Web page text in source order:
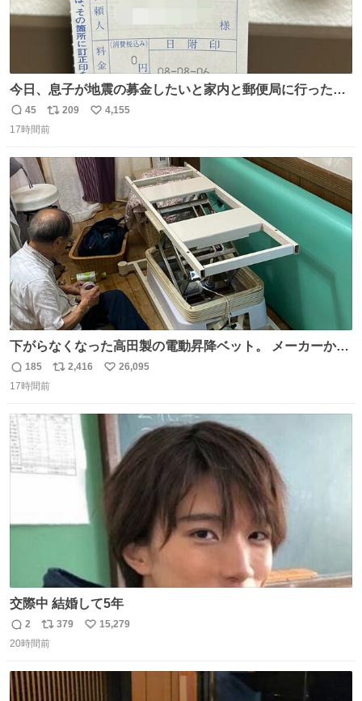
今日、息子が地震の募金したいと家内と郵便局に行ったみ
たいです。おもちゃとか買う選択肢もあったと思うけど、
自分で貯めてた2万円を役に立てて欲しい、みんなも元気
かできたらなぁと思いました。
返
信
45
リ
ポ
ト
数
209
い
数
4,155
17時間前
下がらなくなった高田製の電動昇降ベット。 メーカーから
は、完全に見放されたんですが、 見事に85歳の父が治しま
した。 うちの父は、トヨタカローラのボディをオート生産
の配線をハンダで修理している横で、
返
信
185
リ
ト
数
2,416
い
26,095
17時間前
交際中 結婚して5年
返
信
2
リ
ポ
ト
379
い
数
15,279
20時間前